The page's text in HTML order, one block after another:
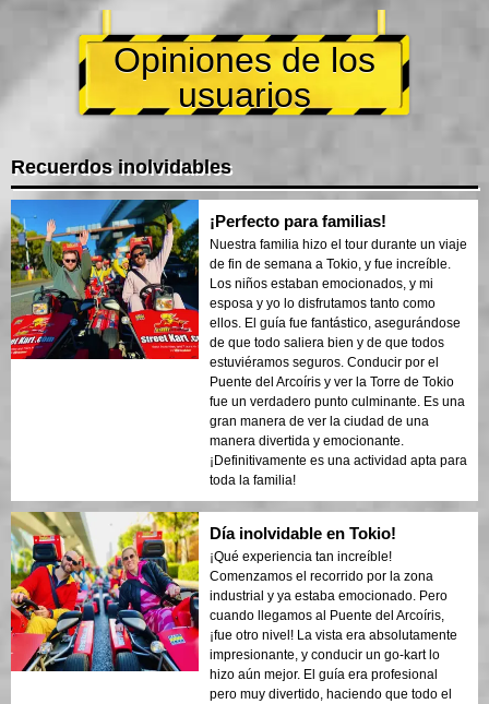
Opiniones de los
usuarios
Recuerdos inolvidables
¡Perfecto para familias!
Nuestra familia hizo el tour durante un viaje
de fin de semana a Tokio, y fue increíble.
Los niños estaban emocionados, y mi
esposa y yo lo disfrutamos tanto como
ellos. El guía fue fantástico, asegurándose
de que todo saliera bien y de que todos
estuviéramos seguros. Conducir por el
Puente del Arcoíris y ver la Torre de Tokio
fue un verdadero punto culminante. Es una
gran manera de ver la ciudad de una
manera divertida y emocionante.
¡Definitivamente es una actividad apta para
toda la familia!
Día inolvidable en Tokio!
¡Qué experiencia tan increíble!
Comenzamos el recorrido por la zona
industrial y ya estaba emocionado. Pero
cuando llegamos al Puente del Arcoíris,
¡fue otro nivel! La vista era absolutamente
impresionante, y conducir un go-kart lo
hizo aún mejor. El guía era profesional
pero muy divertido, haciendo que todo el